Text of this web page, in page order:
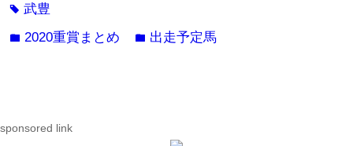
tag武豊
folder 2020重賞まとめ folder 出走予定馬
sponsored link